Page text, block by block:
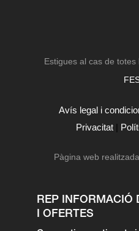
Estigues al cas de totes
Avís legal i
Privacitat |
Pàgina web
REP INFORMACIÓ
I OFERTES